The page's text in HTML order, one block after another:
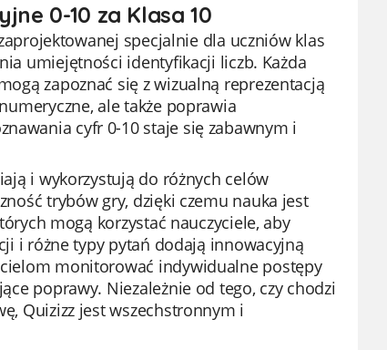
0-10 za Klasa 10
specjalnie dla uczniów klas
umiejętności identyfikacji liczb. Każda
zapoznać się z wizualną reprezentacją
ale także poprawia
cyfr 0-10 staje się zabawnym i
i wykorzystują do różnych celów
trybów gry, dzięki czemu nauka jest
mogą korzystać nauczyciele, aby
i różne typy pytań dodają innowacyjną
monitorować indywidualne postępy
poprawy. Niezależnie od tego, czy chodzi
Quizizz jest wszechstronnym i